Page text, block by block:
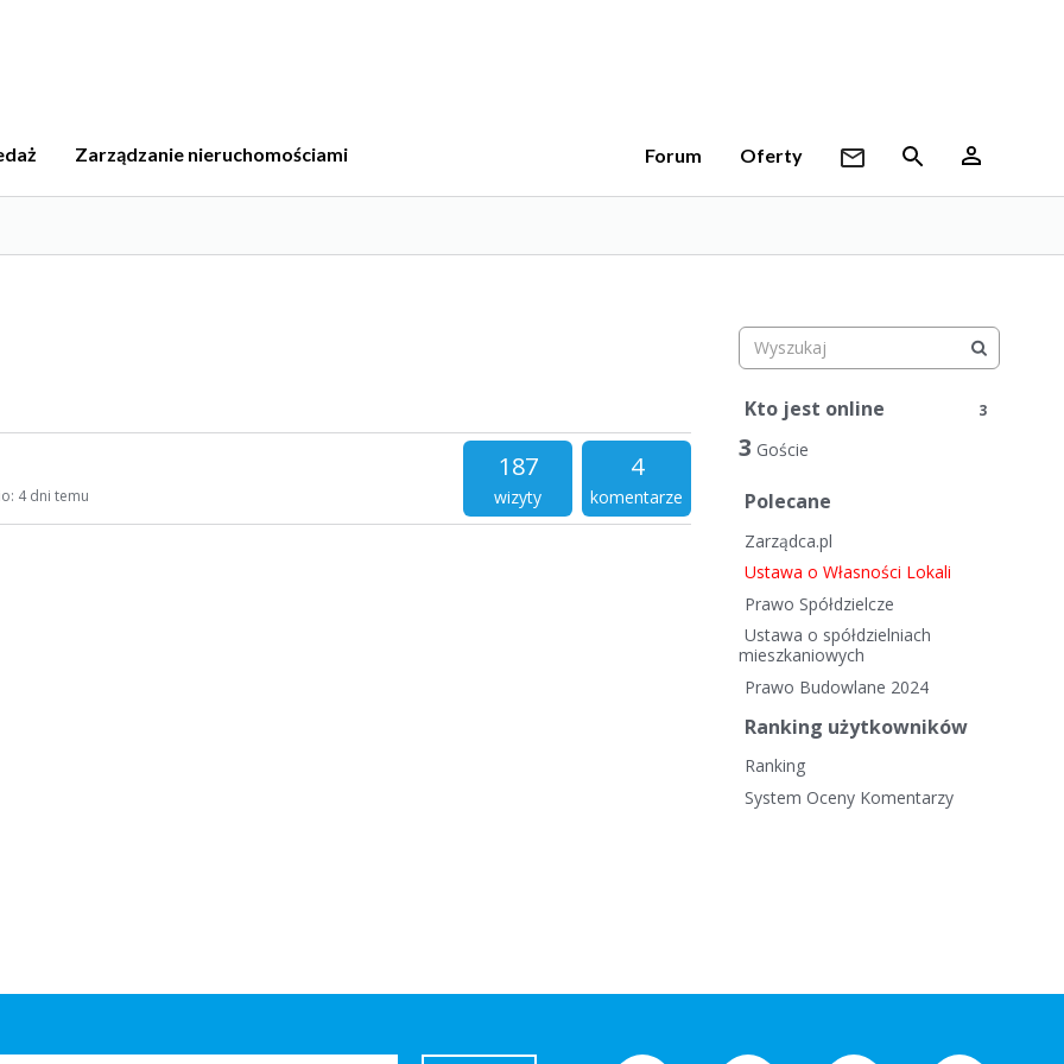
Zarządzanie nieruchomościami Forum Oferty
187
wizyty
4
komentarze
4 dni temu
Kto jest online 3
3 Goście
Polecane
Zarządca.pl
Ustawa o Własności Lokali
Prawo Spółdzielcze
Ustawa o spółdzielniach
mieszkaniowych
Prawo Budowlane 2024
Ranking użytkowników
Ranking
System Oceny Komentarzy